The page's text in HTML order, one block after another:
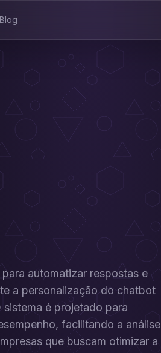
Blog
automatizar respostas e
a personalização do chatbot
é projetado para
facilitando a análise
que buscam otimizar a